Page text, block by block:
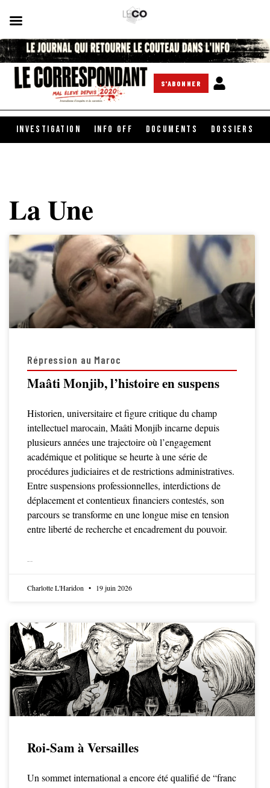
S'ABONNER
INVESTIGATION INFO OFF DOCUMENTS DOSSIERS
La Une
Répression au Maroc
Maâti Monjib, l’histoire en suspens
Historien, universitaire et figure critique du champ
intellectuel marocain, Maâti Monjib incarne depuis
plusieurs années une trajectoire où l’engagement
académique et politique se heurte à une série de
procédures judiciaires et de restrictions administratives.
Entre suspensions professionnelles, interdictions de
déplacement et contentieux financiers contestés, son
parcours se transforme en une longue mise en tension
entre liberté de recherche et encadrement du pouvoir.
Charlotte L'Haridon 19 juin 2026
Roi-Sam à Versailles
Un sommet international a encore été qualifié de “franc